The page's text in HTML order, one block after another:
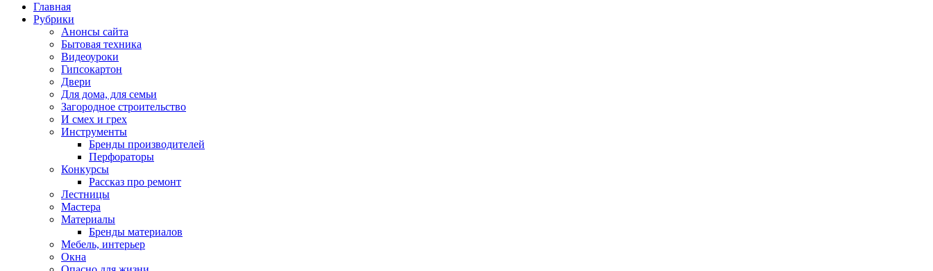
Главная
Рубрики
Анонсы сайта
Бытовая техника
Видеоуроки
Гипсокартон
Двери
Для дома, для семьи
Загородное строительство
И смех и грех
Инструменты
Бренды производителей
Перфораторы
Конкурсы
Рассказ про ремонт
Лестницы
Мастера
Материалы
Бренды материалов
Мебель, интерьер
Окна